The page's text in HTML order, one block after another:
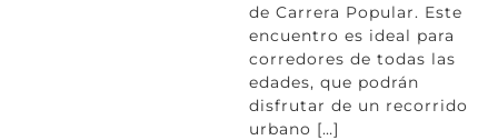
de Carrera Popular. Este
encuentro es ideal para
corredores de todas las
edades, que podrán
disfrutar de un recorrido
urbano […]